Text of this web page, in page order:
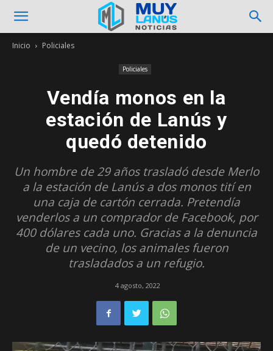
Inicio Policiales
Policiales
Vendía monos en la
estación de Lanús y
quedó detenido
Un hombre de 29 años trasladó desde Merlo
a la estación de Lanús a dos monos tití en
una caja de cartón cerrada. Pretendía
venderlos a un comprador de Facebook, por
400 dólares cada uno. Gracias a la denuncia
de un vecino, los animales fueron
trasladados a un refugio.
4 agosto, 2022